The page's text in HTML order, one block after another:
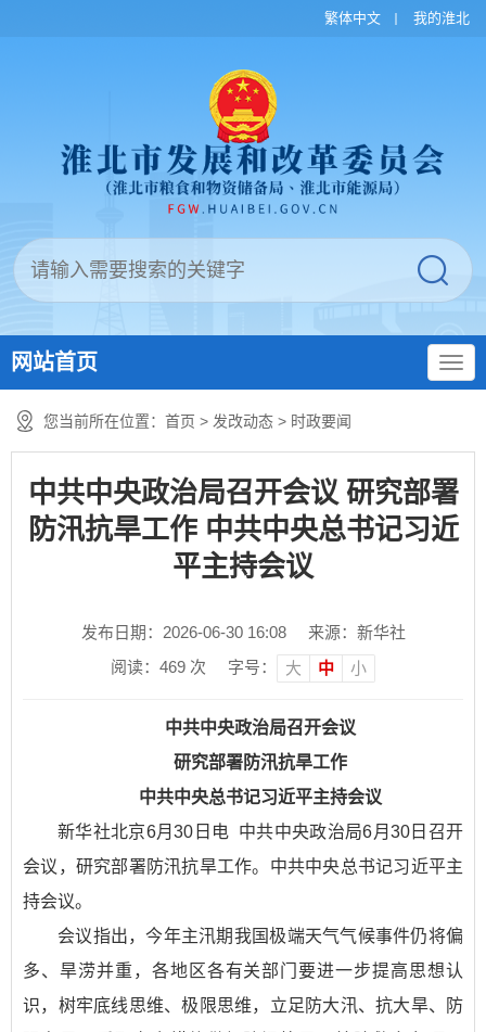
繁体中文 我的淮北
网站首页
您当前所在位置： 首页 > 发改动态 > 时政要闻
中共中央政治局召开会议 研究部署
防汛抗旱工作 中共中央总书记习近
平主持会议
发布日期：2026-06-30 16:08
来源：新华社
阅读： 469 次 字号： 大 中 小
中共中央政治局召开会议
研究部署防汛抗旱工作
中共中央总书记习近平主持会议
新华社北京6月30日电 中共中央政治局6月30日召开
会议，研究部署防汛抗旱工作。中共中央总书记习近平主
持会议。
会议指出，今年主汛期我国极端天气气候事件仍将偏
多、旱涝并重，各地区各有关部门要进一步提高思想认
识，树牢底线思维、极限思维，立足防大汛、抗大旱、防